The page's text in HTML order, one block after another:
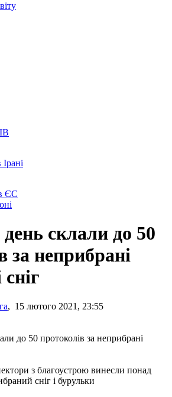
ЄС
склали до 50
за неприбрані
, 15 лютого 2021, 23:55
з благоустрою винесли понад
сніг і бурульки